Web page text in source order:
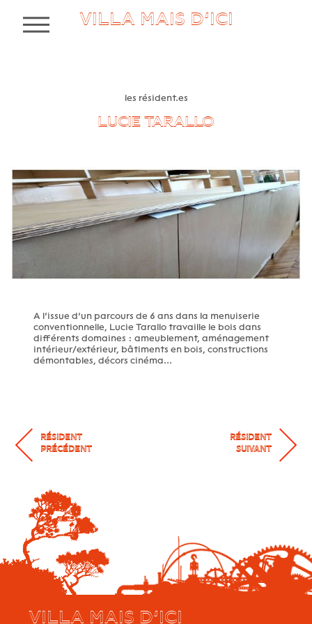
VILLA MAIS D’ICI
MENU
les résident.es
LUCIE TARALLO
A l’issue d’un parcours de 6 ans dans la menuiserie
conventionnelle, Lucie Tarallo travaille le bois dans
différents domaines : ameublement, aménagement
intérieur/extérieur, bâtiments en bois, constructions
démontables, décors cinéma...
RÉSIDENT
PRÉCÉDENT
RÉSIDENT
SUIVANT
VILLA MAIS D’ICI